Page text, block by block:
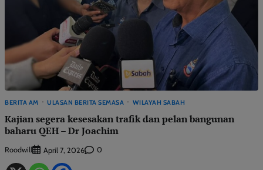
BERITA AM ULASAN BERITA SEMASA WILAYAH SABAH
Kajian segera kesesakan trafik dan pelan bangunan
baharu QEH – Dr Joachim
Roodwill April 7, 2026 0